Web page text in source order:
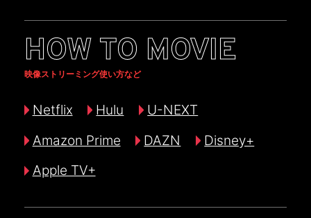
HOW TO MOVIE
映像ストリーミング使い方など
Netflix Hulu
U-NEXT
Amazon Prime
DAZN
Disney+
Apple TV+